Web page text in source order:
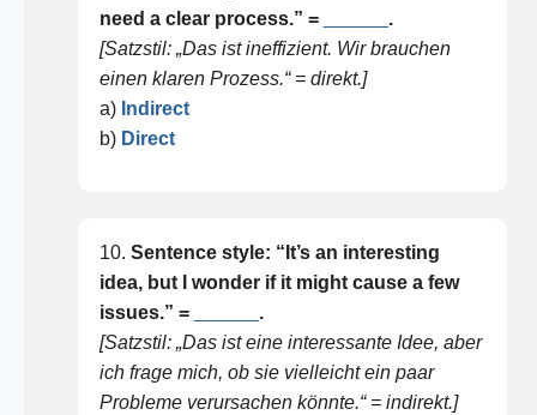
need a clear process.” =
.
[Satzstil: „Das ist ineffizient. Wir brauchen
einen klaren Prozess.“ = direkt.]
a) Indirect
b) Direct
10. Sentence style: “It’s an interesting
idea, but I wonder if it might cause a few
issues.” =
.
[Satzstil: „Das ist eine interessante Idee, aber
ich frage mich, ob sie vielleicht ein paar
Probleme verursachen könnte.“ = indirekt.]